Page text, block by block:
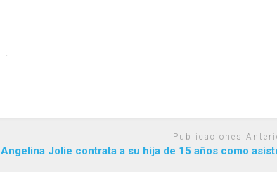
Publicaciones
Angelina Jolie contrata a su hija de 15 años como